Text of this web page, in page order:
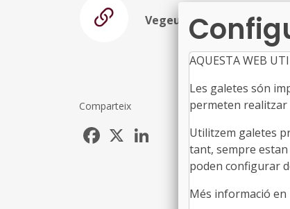
Vegeu l'Anunci
Comparteix
Facebook LinkedIn
AQUESTA WEB
Les galetes són
permeten realitzar
Utilitzem galetes
tant, sempre
poden configurar
Més informació